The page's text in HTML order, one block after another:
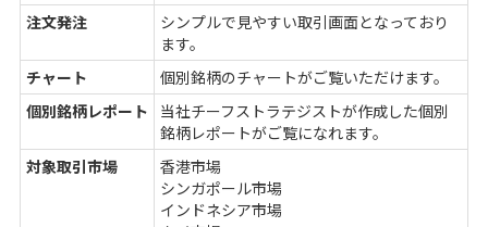
注文発注
シンプルで見やすい取引画面となっており
ます。
チャート
個別銘柄のチャートがご覧いただけます。
個別銘柄レポート
当社チーフストラテジストが作成した個別
銘柄レポートがご覧になれます。
対象取引市場
香港市場
シンガポール市場
インドネシア市場